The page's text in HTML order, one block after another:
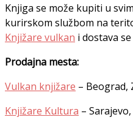
Knjiga se može kupiti u
kurirskom službom na
Knjižare vulkan i dostava
Prodajna mesta:
Vulkan knjižare – Beograd,
Knjižare Kultura –